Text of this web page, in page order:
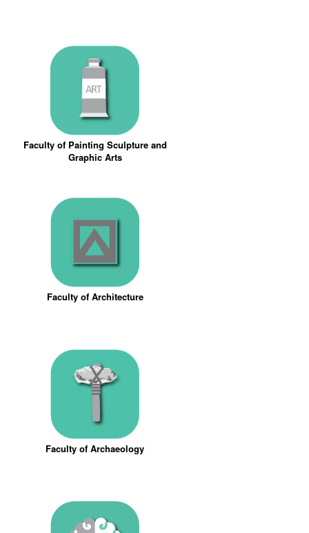
Faculty of Painting Sculpture and
Graphic Arts
Faculty of Architecture
Faculty of Archaeology